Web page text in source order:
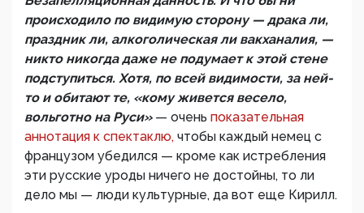
происходило по видимую сторону — драка ли,
праздник ли, алкоголическая ли вакханалия, —
никто никогда даже не подумает к этой стене
подступиться. Хотя, по всей видимости, за ней-
то и обитают те, «кому живется весело,
вольготно на Руси» — очень показательная
аннотация к спектаклю, чтобы каждый немец с
французом убедился — кроме как истребления
эти русские уроды ничего не достойны, то ли
дело мы — люди культурные, да вот еще Кирилл.